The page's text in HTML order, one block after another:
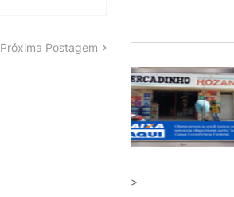
Próxima Postagem
>